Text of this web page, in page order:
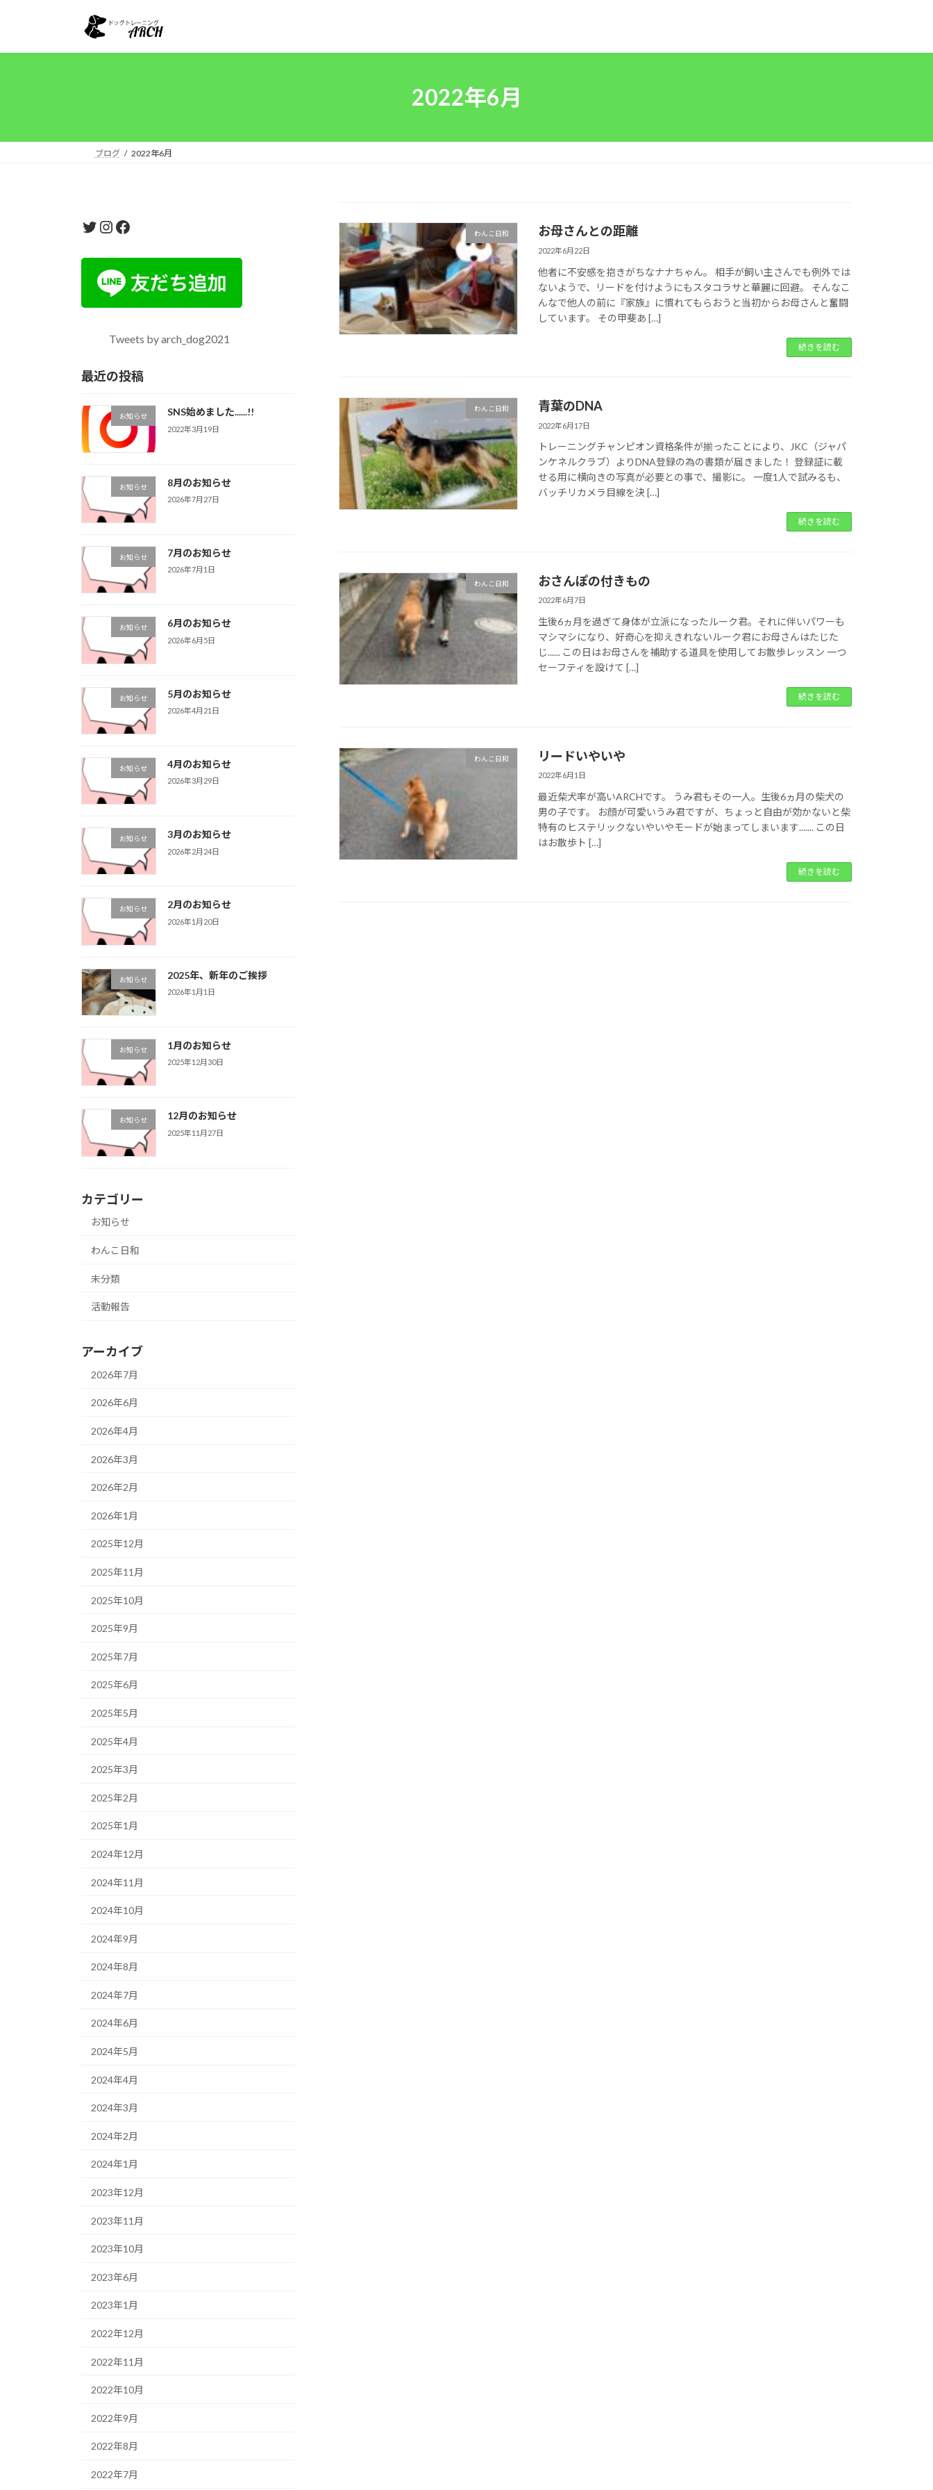
ッ
移
2022年6月
ブログ 2022年6月
わんこ日和 お母さんとの距離
2022年6月22日
他者に不安感を抱きがちなナナちゃん。 相手が飼い主さんでも例外では
ないようで、リードを付けようにもスタコラサと華麗に回避。 そんなこ
んなで他人の前に『家族』に慣れてもらおうと当初からお母さんと奮闘
しています。 その甲斐あ […]
続きを読む
わんこ日和 青葉のDNA
2022年6月17日
トレーニングチャンピオン資格条件が揃ったことにより、JKC（ジャパ
ンケネルクラブ）よりDNA登録の為の書類が届きました！ 登録証に載
せる用に横向きの写真が必要との事で、撮影に。 一度1人で試みるも、
バッチリカメラ目線を決 […]
続きを読む
わんこ日和 おさんぽの付きもの
2022年6月7日
生後6ヵ月を過ぎて身体が立派になったルーク君。それに伴いパワーも
マシマシになり、好奇心を抑えきれないルーク君にお母さんはたじた
じ...... この日はお母さんを補助する道具を使用してお散歩レッスン 一つ
セーフティを設けて […]
続きを読む
わんこ日和 リードいやいや
2022年6月1日
最近柴犬率が高いARCHです。 うみ君もその一人。生後6ヵ月の柴犬の
男の子です。 お顔が可愛いうみ君ですが、ちょっと自由が効かないと柴
特有のヒステリックないやいやモードが始まってしまいます....... この日
はお散歩ト […]
続きを読む
Twitter
Instagram
Facebook
Tweets by arch_dog2021
最近の投稿
お知らせ SNS始めました......!!
2022年3月19日
お知らせ 8月のお知らせ
2026年7月27日
お知らせ 7月のお知らせ
2026年7月1日
お知らせ 6月のお知らせ
2026年6月5日
お知らせ 5月のお知らせ
2026年4月21日
お知らせ 4月のお知らせ
2026年3月29日
お知らせ 3月のお知らせ
2026年2月24日
お知らせ 2月のお知らせ
2026年1月20日
お知らせ 2025年、新年のご挨拶
2026年1月1日
お知らせ 1月のお知らせ
2025年12月30日
お知らせ 12月のお知らせ
2025年11月27日
カテゴリー
お知らせ
わんこ日和
未分類
活動報告
アーカイブ
2026年7月
2026年6月
2026年4月
2026年3月
2026年2月
2026年1月
2025年12月
2025年11月
2025年10月
2025年9月
2025年7月
2025年6月
2025年5月
2025年4月
2025年3月
2025年2月
2025年1月
2024年12月
2024年11月
2024年10月
2024年9月
2024年8月
2024年7月
2024年6月
2024年5月
2024年4月
2024年3月
2024年2月
2024年1月
2023年12月
2023年11月
2023年10月
2023年6月
2023年1月
2022年12月
2022年11月
2022年10月
2022年9月
2022年8月
2022年7月